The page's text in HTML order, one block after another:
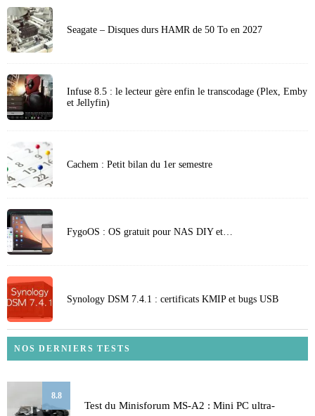
Seagate – Disques durs HAMR de 50 To en 2027
Infuse 8.5 : le lecteur gère enfin le transcodage (Plex, Emby
et Jellyfin)
Cachem : Petit bilan du 1er semestre
FygoOS : OS gratuit pour NAS DIY et…
Synology DSM 7.4.1 : certificats KMIP et bugs USB
NOS DERNIERS TESTS
8.8
Test du Minisforum MS-A2 : Mini PC ultra-